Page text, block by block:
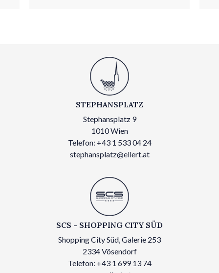
STEPHANSPLATZ
Stephansplatz 9
1010 Wien
Telefon: +43 1 533 04 24
stephansplatz@ellert.at
SCS - SHOPPING CITY SÜD
Shopping City Süd, Galerie 253
2334 Vösendorf
Telefon: +43 1 699 13 74